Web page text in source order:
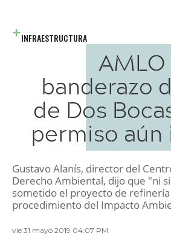
INFRAESTRUCTURA
banderazo
de Dos
permiso
Gustavo Alanís, director del
Derecho Ambiental, dijo que "ni
sometido el proyecto de
procedimiento del Impacto
vie 31 mayo 2019 04:07 PM